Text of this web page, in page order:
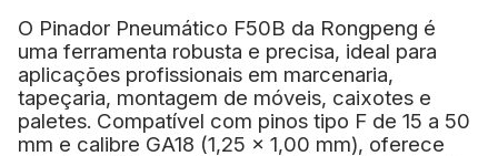
O Pinador Pneumático F50B da Rongpeng é
uma ferramenta robusta e precisa, ideal para
aplicações profissionais em marcenaria,
tapeçaria, montagem de móveis, caixotes e
paletes. Compatível com pinos tipo F de 15 a 50
mm e calibre GA18 (1,25 x 1,00 mm), oferece